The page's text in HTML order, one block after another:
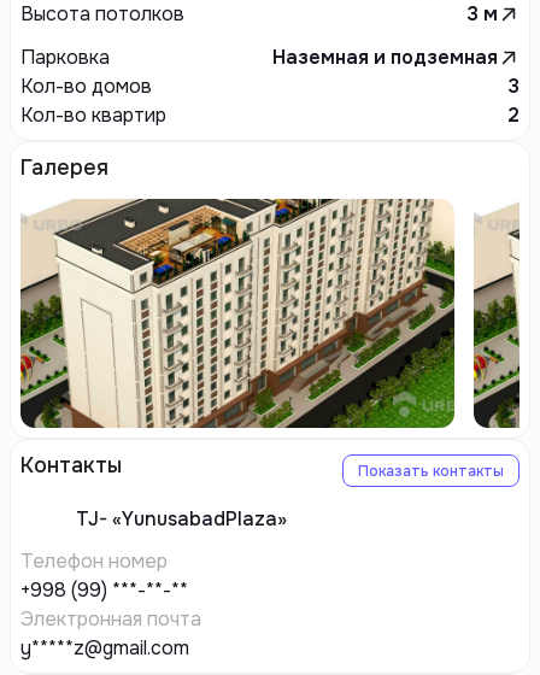
Высота потолков
3 м
Парковка
Наземная и подземная
Кол-во домов
3
Кол-во квартир
2
Галерея
Контакты Показать контакты
TJ-«YunusabadPlaza»
Телефон номер
+998 (99) ***-**-**
Электронная почта
y*****z@gmail.com